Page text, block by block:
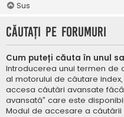
Sus
Căutați pe forumuri
Cum puteți căuta în unul
Introducerea unui termen de
al motorului de căutare
accesa căutări avansate
avansată” care este
Modul de accesare a